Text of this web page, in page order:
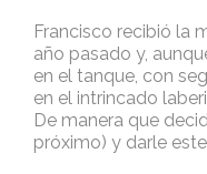
Francisco recibió la
año pasado y,
en el tanque, con
en el intrincado
De manera que
próximo) y darle